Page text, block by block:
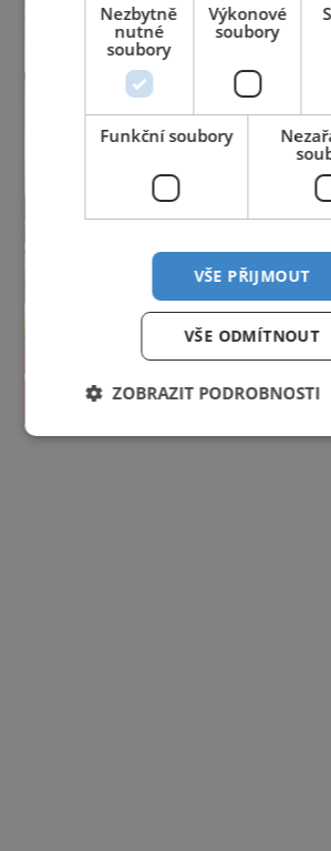
PROLISTOVAT
Nezbytně
nutné
soubory
Výkonové
soubory
Funkční soubory
VŠE PŘIJMOUT
VŠE ODMÍTNOUT
ZOBRAZIT PODROBNOSTI